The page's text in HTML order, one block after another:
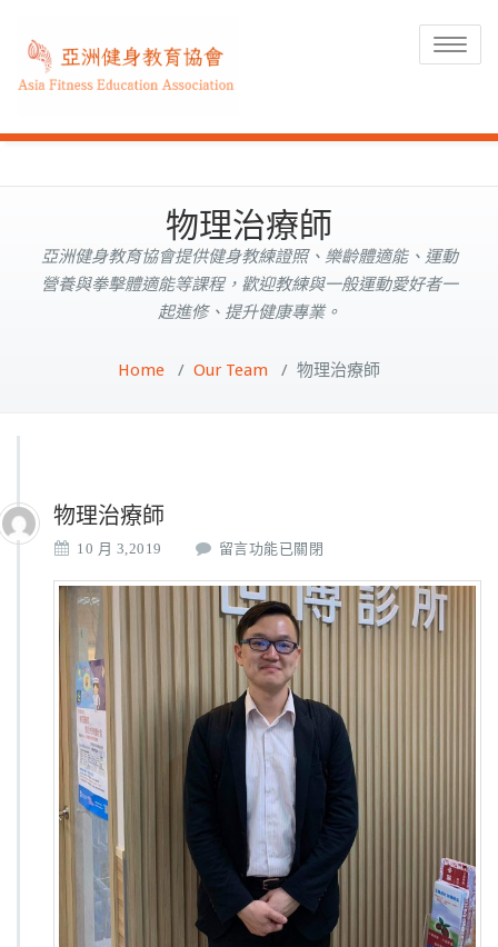
Toggle
物理治療師
亞洲健身教育協會提供健身教練證照、樂齡體適能、運動
營養與拳擊體適能等課程，歡迎教練與一般運動愛好者一
起進修、提升健康專業。
Home / Our Team / 物理治療師
物理治療師
10 月 3,2019
在
理
治
療
師〉
留言功能已關閉